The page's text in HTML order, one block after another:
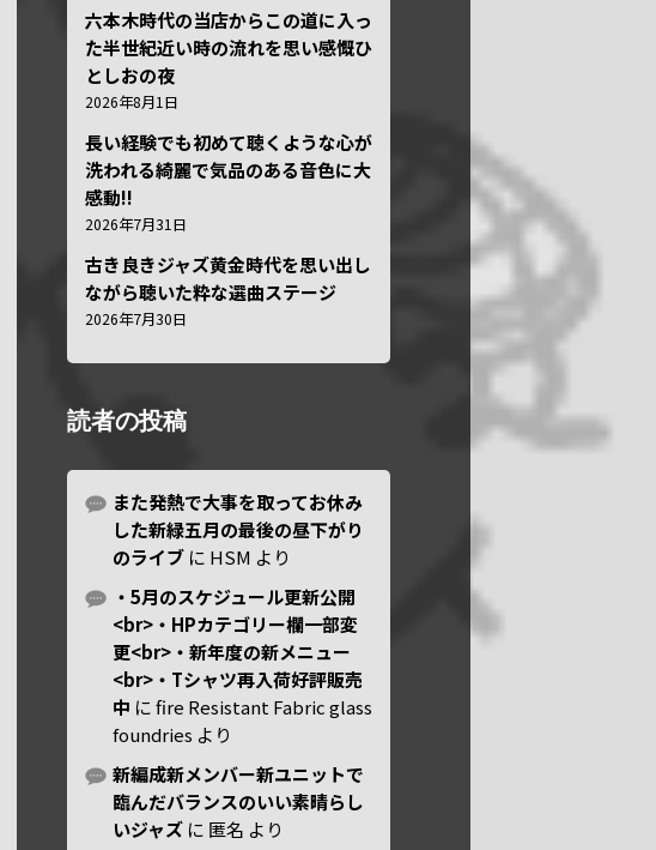
六本木時代の当店からこの道に入っ
た半世紀近い時の流れを思い感慨ひ
としおの夜
2026年8月1日
長い経験でも初めて聴くような心が
洗われる綺麗で気品のある音色に大
感動!!
2026年7月31日
古き良きジャズ黄金時代を思い出し
ながら聴いた粋な選曲ステージ
2026年7月30日
読者の投稿
また発熱で大事を取ってお休み
した新緑五月の最後の昼下がり
のライブ に HSM より
・5月のスケジュール更新公開
<br>・HPカテゴリー欄一部変
更<br>・新年度の新メニュー
<br>・Tシャツ再入荷好評販売
中 にfire Resistant Fabric glass
foundries より
新編成新メンバー新ユニットで
臨んだバランスのいい素晴らし
いジャズ に 匿名 より